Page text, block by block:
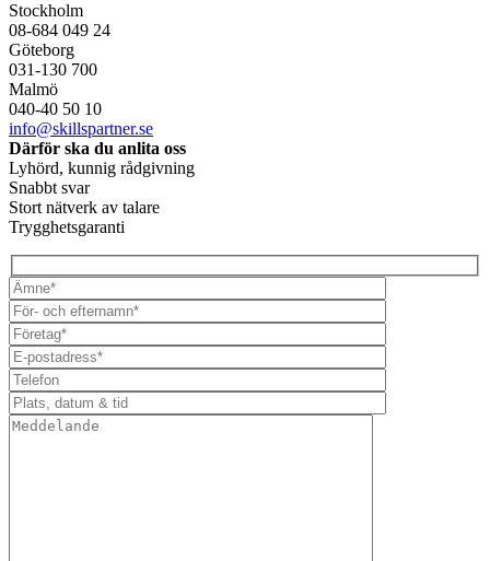
Stockholm
08-684 049 24
Göteborg
031-130 700
Malmö
040-40 50 10
info@skillspartner.se
Därför ska du anlita oss
Lyhörd, kunnig rådgivning
Snabbt svar
Stort nätverk av talare
Trygghetsgaranti